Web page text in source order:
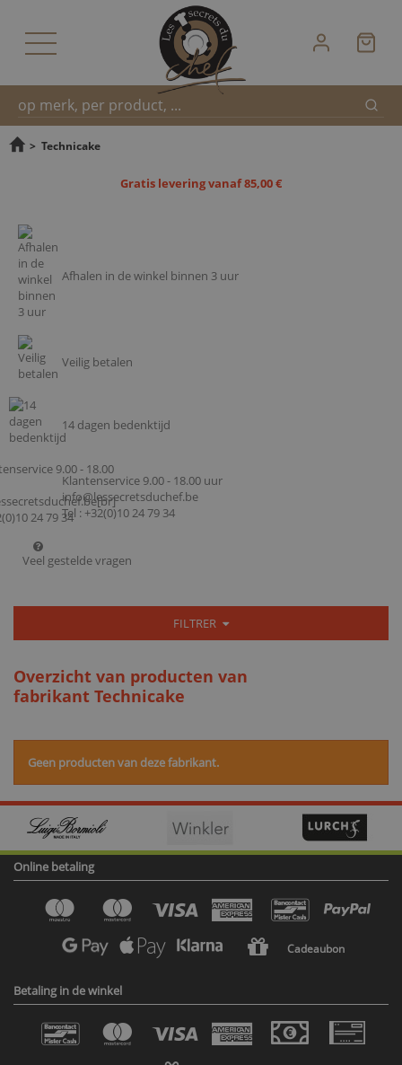
Snel
> Technicake
Gratis levering vanaf 85,00 €
Afhalen in de winkel binnen 3 uur
Veilig betalen
14 dagen bedenktijd
Klantenservice 9.00 - 18.00 uur
info@lessecretsduchef.be
Tel : +32(0)10 24 79 34
Veel gestelde vragen
FILTRER
Overzicht van producten van
fabrikant Technicake
Geen producten van deze fabrikant.
Online betaling
Cadeaubon
Betaling in de winkel